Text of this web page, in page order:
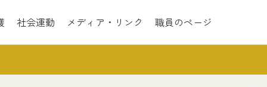
社会運動 メディア・リンク 職員のページ